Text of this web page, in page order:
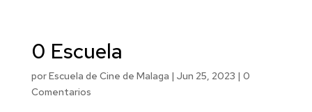
0 Escuela
porEscuela de Cine de Malaga | Jun 25, 2023 | 0
Comentarios